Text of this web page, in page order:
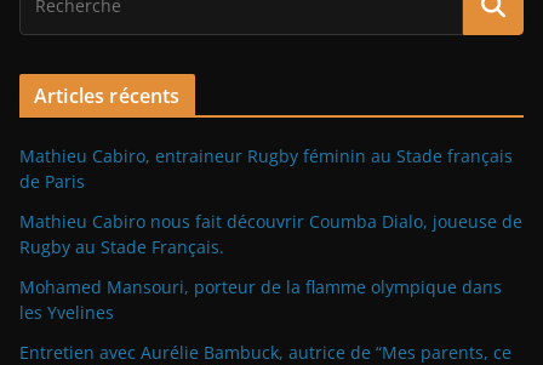
Articles récents
Mathieu Cabiro, entraineur Rugby féminin au Stade français
de Paris
Mathieu Cabiro nous fait découvrir Coumba Dialo, joueuse de
Rugby au Stade Français.
Mohamed Mansouri, porteur de la flamme olympique dans
les Yvelines
Entretien avec Aurélie Bambuck, autrice de “Mes parents, ce